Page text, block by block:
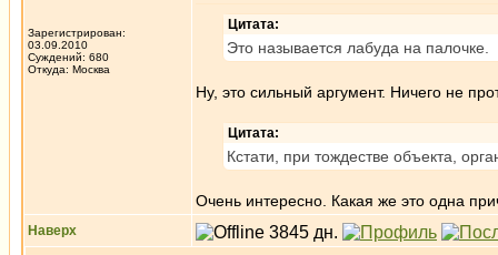
Зарегистрирован:
03.09.2010
Суждений: 680
Откуда: Москва
Цитата:
Это называется лабуда на палочке.
Ну, это сильный аргумент. Ничего не
Цитата:
Кстати, при тождестве объекта,
Очень интересно. Какая же это одна
Наверх